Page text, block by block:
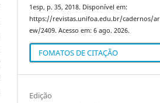
1esp, p. 35, 2018. Disponível em:
https://revistas.unifoa.edu.br/cadernos/
ew/2409. Acesso em: 6 ago. 2026.
FOMATOS DE CITAÇÃO
Edição